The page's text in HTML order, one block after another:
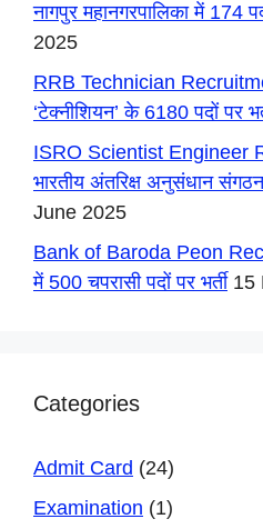
नागपुर महानगरपालिका में 174
2025
RRB Technician
‘टेक्नीशियन’ के 6180 पदों पर
ISRO Scientist Engineer
भारतीय अंतरिक्ष अनुसंधान
June 2025
Bank of Baroda Peon
में 500 चपरासी पदों पर भर्ती 15
Categories
Admit Card (24)
Examination (1)